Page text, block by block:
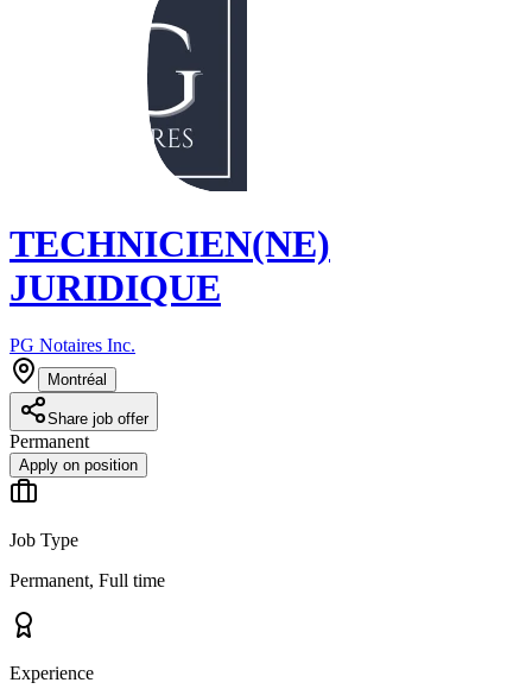
TECHNICIEN(NE)
JURIDIQUE
PG Notaires Inc.
Montréal
Share job offer
Permanent
Apply on position
Job Type
Permanent, Full time
Experience